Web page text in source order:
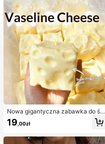
Nowa gigantyczna zabawka do ści
skania w kształcie sera z nadzienie
m, kwadratowa piłka serowa do ści
a, powolne odbijanie, obudowa z T
19 ,00zł